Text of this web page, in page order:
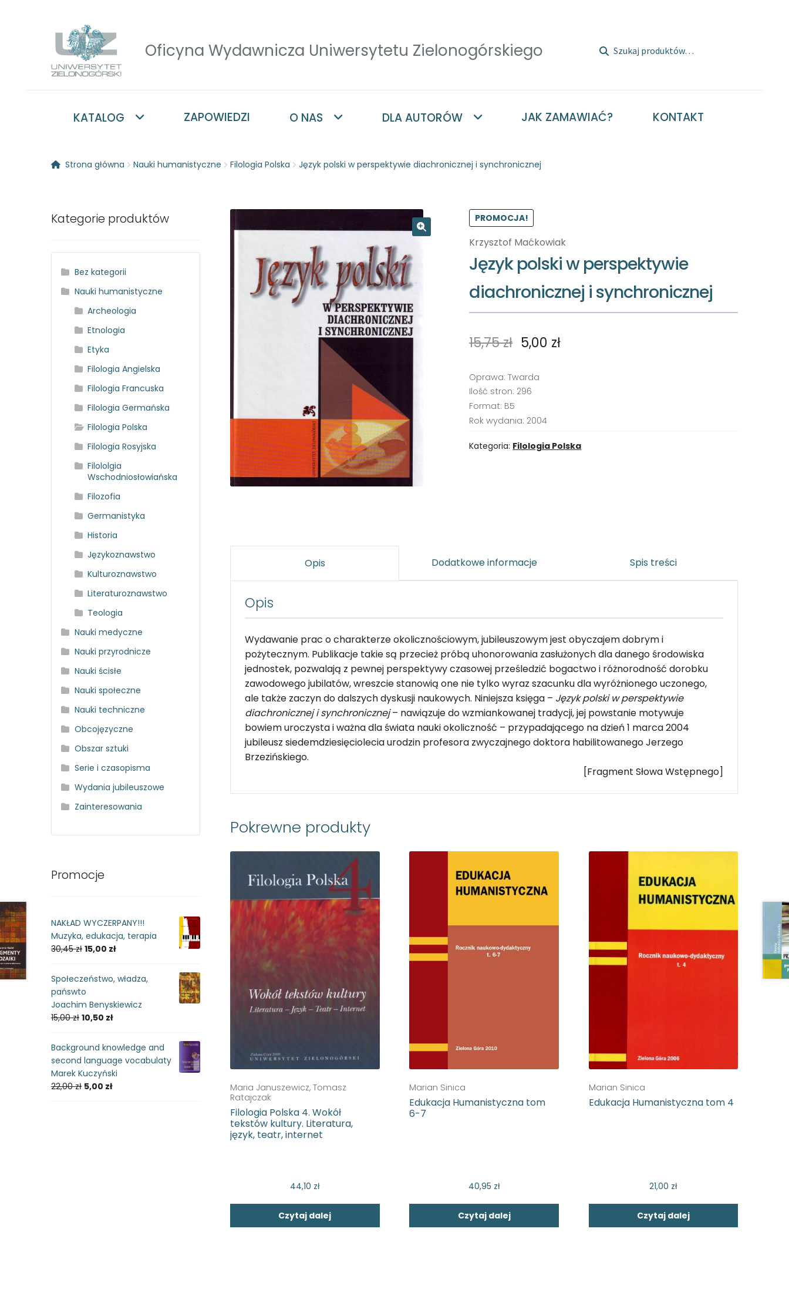
Przejdź
do
nawigacji
Przejdź
do
treści
KATALOG ZAPOWIEDZI O NAS DLA AUTORÓW JAK ZAMAWIAĆ? KONTAKT
Strona główna Nauki humanistyczne Filologia Polska Język polski w perspektywie diachronicznej i synchronicznej
PROMOCJA!
Krzysztof Maćkowiak
Język polski w perspektywie
diachronicznej i synchronicznej
15,75zł 5,00 zł
Oprawa: Twarda
Ilość stron: 296
Format: B5
Rok wydania: 2004
Kategoria: Filologia Polska
Opis Dodatkowe informacje Spis treści
Opis
Wydawanie prac o charakterze okolicznościowym, jubileuszowym jest obyczajem dobrym i
pożytecznym. Publikacje takie są przecież próbą uhonorowania zasłużonych dla danego środowiska
jednostek, pozwalają z pewnej perspektywy czasowej prześledzić bogactwo i różnorodność dorobku
zawodowego jubilatów, wreszcie stanowią one nie tylko wyraz szacunku dla wyróżnionego uczonego,
ale także zaczyn do dalszych dyskusji naukowych. Niniejsza księga – Język polski w perspektywie
diachronicznej i synchronicznej– nawiązuje do wzmiankowanej tradycji, jej powstanie motywuje
bowiem uroczysta i ważna dla świata nauki okoliczność – przypadającego na dzień 1 marca 2004
jubileusz siedemdziesięciolecia urodzin profesora zwyczajnego doktora habilitowanego Jerzego
Brzezińskiego.
[Fragment Słowa Wstępnego]
Pokrewne produkty
Maria Januszewicz, Tomasz
Ratajczak
Filologia Polska 4. Wokół
tekstów kultury. Literatura,
język, teatr, internet
44,10 zł
Czytaj dalej
Marian Sinica
Edukacja Humanistyczna tom
6-7
40,95 zł
Czytaj dalej
Marian Sinica
Edukacja Humanistyczna tom 4
21,00 zł
Czytaj dalej
Kategorie produktów
Bez kategorii
Nauki humanistyczne
Archeologia
Etnologia
Etyka
Filologia Angielska
Filologia Francuska
Filologia Germańska
Filologia Polska
Filologia Rosyjska
Filololgia
Wschodniosłowiańska
Filozofia
Germanistyka
Historia
Językoznawstwo
Kulturoznawstwo
Literaturoznawstwo
Teologia
Nauki medyczne
Nauki przyrodnicze
Nauki ścisłe
Nauki społeczne
Nauki techniczne
Obcojęzyczne
Obszar sztuki
Serie i czasopisma
Wydania jubileuszowe
Zainteresowania
Promocje
NAKŁAD WYCZERPANY!!!
Muzyka, edukacja, terapia
30,45zł 15,00 zł
Społeczeństwo, władza,
pańswto
Joachim Benyskiewicz
15,00zł 10,50 zł
Background knowledge and
second language vocabulaty
Marek Kuczyński
22,00zł 5,00 zł